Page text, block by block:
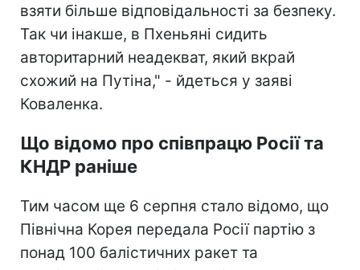
взяти більше відповідальності за безпеку.
Так чи інакше, в Пхеньяні сидить
авторитарний неадекват, який вкрай
схожий на Путіна," - йдеться у заяві
Коваленка.
Що відомо про співпрацю Росії та
КНДР раніше
Тим часом ще 6 серпня стало відомо, що
Північна Корея передала Росії партію з
понад 100 балістичних ракет та